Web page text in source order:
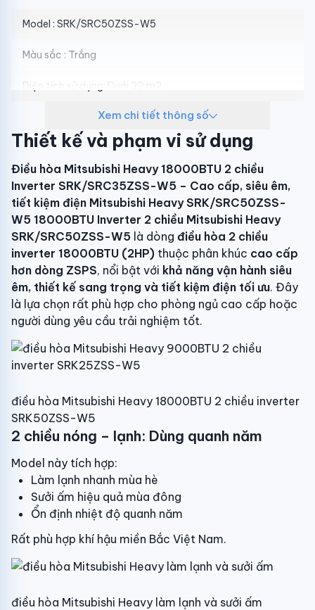
Model : SRK/SRC50ZSS-W5
Màu sắc : Trắng
Diện tích sử dụng: Dưới 30 m2
Chức năng: 2 chiều lạnh/nóng
Công suất : 2HP – 18000 BTU
Loại điều hòa: Điều hòa inverter
Hiệu suất năng lượng : 5 sao
Nguồn điện: 1pH.220-240V.50Hz
Kích thước mặt lạnh : 290 x 870 x 230 mm
Kích thước cục nóng: 595 x 780(+62) x 290mm
Đường ống kết nối :φ12
Công nghệ: Real Inverter, Turbo
Bảo hành : 2 năm
Năm ra mắt : Đang cập nhập
Xem chi tiết thông số
Thiết kế và phạm vi sử dụng
Điều hòa Mitsubishi Heavy 18000BTU 2 chiều
Inverter SRK/SRC35ZSS-W5 – Cao cấp, siêu êm,
tiết kiệm điện Mitsubishi Heavy SRK/SRC50ZSS-
W5 18000BTU Inverter 2 chiều Mitsubishi Heavy
SRK/SRC50ZSS-W5 là dòng điều hòa 2 chiều
inverter 18000BTU (2HP) thuộc phân khúc cao cấp
hơn dòng ZSPS, nổi bật với khả năng vận hành siêu
êm, thiết kế sang trọng và tiết kiệm điện tối ưu. Đây
là lựa chọn rất phù hợp cho phòng ngủ cao cấp hoặc
người dùng yêu cầu trải nghiệm tốt.
điều hòa Mitsubishi Heavy 18000BTU 2 chiều inverter
SRK50ZSS-W5
2 chiều nóng – lạnh: Dùng quanh năm
Model này tích hợp:
Làm lạnh nhanh mùa hè
Sưởi ấm hiệu quả mùa đông
Ổn định nhiệt độ quanh năm
Rất phù hợp khí hậu miền Bắc Việt Nam.
điều hòa Mitsubishi Heavy làm lạnh và sưởi ấm